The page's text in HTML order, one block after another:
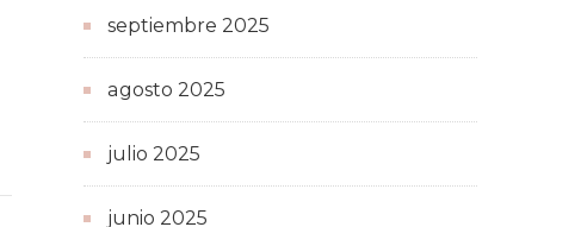
septiembre 2025
agosto 2025
julio 2025
junio 2025